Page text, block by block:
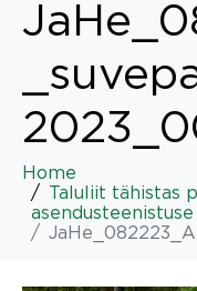
Home
Taluliit tähistas